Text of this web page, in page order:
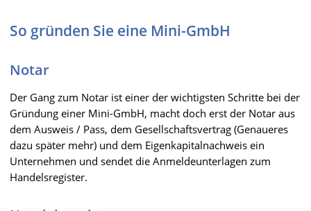
So gründen Sie eine Mini-GmbH
Notar
Der Gang zum Notar ist einer der wichtigsten Schritte bei der
Gründung einer Mini-GmbH, macht doch erst der Notar aus
dem Ausweis / Pass, dem Gesellschaftsvertrag (Genaueres
dazu später mehr) und dem Eigenkapitalnachweis ein
Unternehmen und sendet die Anmeldeunterlagen zum
Handelsregister.